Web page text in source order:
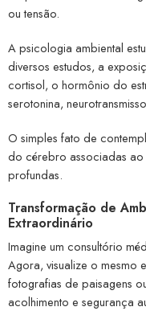
ou tensão.
A psicologia ambiental
diversos estudos, a
cortisol, o hormônio do
serotonina,
O simples fato de
do cérebro associadas
profundas.
Transformação de
Extraordinário
Imagine um consultório
Agora, visualize o
fotografias de paisagens
acolhimento e segurança